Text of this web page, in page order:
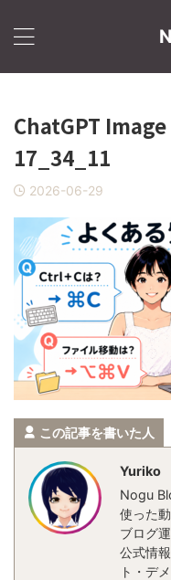
ChatGPT
17_34_11
2026-06-29
この記事を書いた人
Yuriko
Nogu
使った
ブログ
公式情
ト・デ